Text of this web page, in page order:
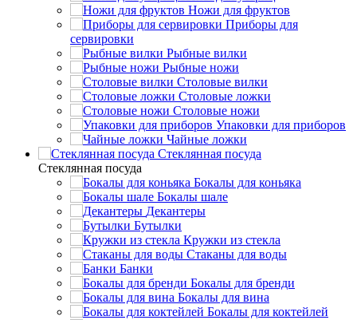
Ножи для фруктов
Приборы для
сервировки
Рыбные вилки
Рыбные ножи
Столовые вилки
Столовые ложки
Столовые ножи
Упаковки для приборов
Чайные ложки
Стеклянная посуда
Стеклянная посуда
Бокалы для коньяка
Бокалы шале
Декантеры
Бутылки
Кружки из стекла
Стаканы для воды
Банки
Бокалы для бренди
Бокалы для вина
Бокалы для коктейлей